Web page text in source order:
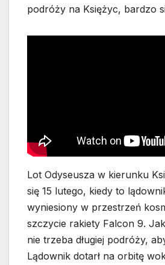
podróży na Księżyc, bardzo
Lot Odyseusza w kierunku
się 15 lutego, kiedy to
wyniesiony w przestrzeń
szczycie rakiety Falcon 9.
nie trzeba długiej podróży,
Lądownik dotarł na orbitę